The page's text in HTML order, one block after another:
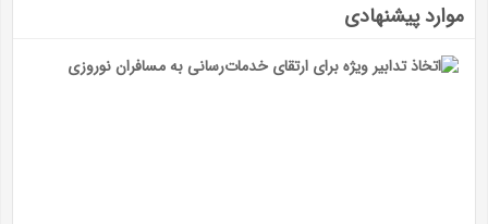
موارد پیشنهادی